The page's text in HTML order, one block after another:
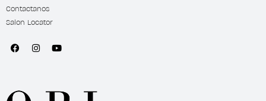
Contactanos
Salon Locator